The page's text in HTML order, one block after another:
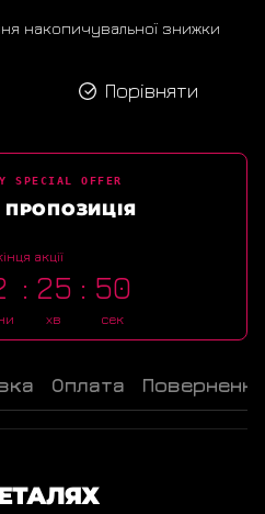
накопичувальної знижки
Порівняти
SPECIAL OFFER
акції
25
хв
50
сек
Оплата Повернення